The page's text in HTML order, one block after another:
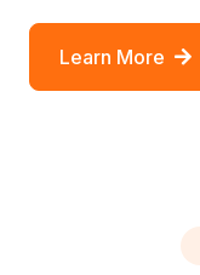
Learn More